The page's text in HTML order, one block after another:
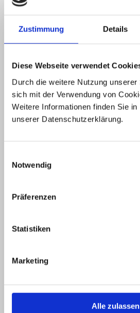
Zustimmung Details
Diese Webseite verwendet
Durch die weitere Nutzung
sich mit der Verwendung von
Weitere Informationen finden Sie in
unserer Datenschutzerklärung.
Notwendig
Präferenzen
Statistiken
Marketing
Alle zulassen
zum Arzt oder in ein Krankenhaus. Bei Ihrer
Taxifahrer vorzeigen.
Als Krankentransporte gelten folgende
zu ambulanten Behandlungen
zu ambulanten Operationen oder in
zu stationären Behandlungen
Diese Beförderungen beantragen Sie bitte
Wir sind ein langjähriger
Rehabilitationszentren im Landkreis
Die Abrechnung erfolgt direkt
Damit wir uns auf Ihre Anforderungen